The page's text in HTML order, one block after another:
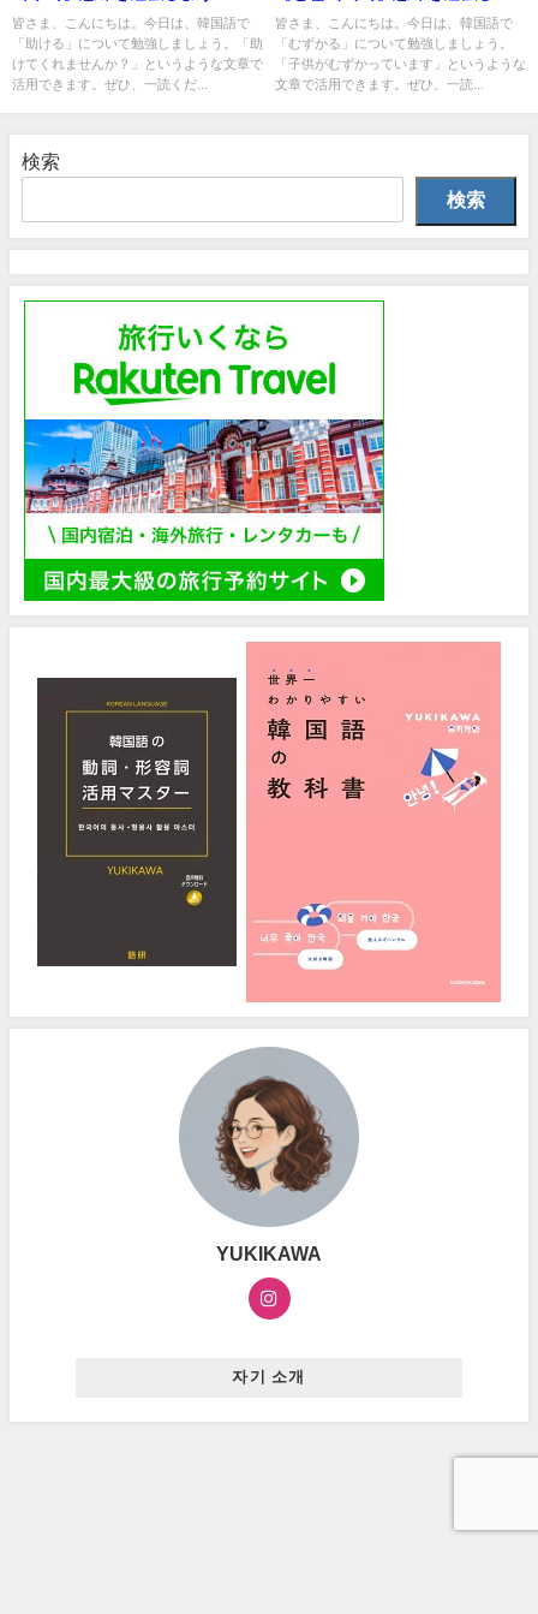
皆さま、こんにちは。今日は、韓国語で
「助ける」について勉強しましょう。「助
けてくれませんか？」というような文章で
活用できます。ぜひ、一読くだ...
う！
皆さま、こんにちは。今日は、韓国語で
「むずかる」について勉強しましょう。
「子供がむずかっています」というような
文章で活用できます。ぜひ、一読...
検索
検索
YUKIKAWA
자기 소개